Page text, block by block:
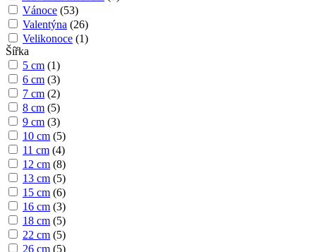
Vánoce (53)
Valentýna (26)
Velikonoce (1)
Šířka
5 cm (1)
6 cm (3)
7 cm (2)
8 cm (5)
9 cm (3)
10 cm (5)
11 cm (4)
12 cm (8)
13 cm (5)
15 cm (6)
16 cm (3)
18 cm (5)
22 cm (5)
26 cm (5)